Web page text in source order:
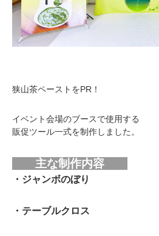
狭山茶ペーストをPR！
イベント会場のブースで使用する
販促ツール一式を制作しました。
主な制作内容
・ジャンボのぼり
・テーブルクロス